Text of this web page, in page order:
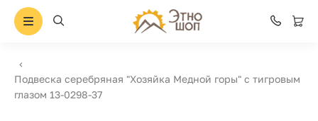
Подвеска серебряная "Хозяйка Медной горы" с тигровым
глазом 13-0298-37